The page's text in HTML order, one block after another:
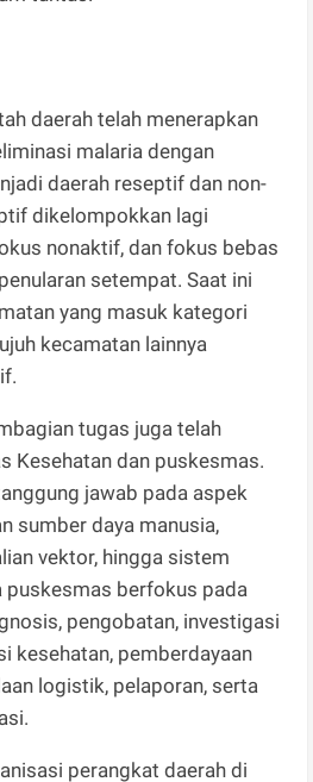
daerah telah menerapkan
malaria dengan
daerah reseptif dan non-
dikelompokkan lagi
nonaktif, dan fokus bebas
setempat. Saat ini
yang masuk kategori
kecamatan lainnya
tugas juga telah
Kesehatan dan puskesmas.
jawab pada aspek
sumber daya manusia,
vektor, hingga sistem
puskesmas berfokus pada
pengobatan, investigasi
kesehatan, pemberdayaan
logistik, pelaporan, serta
perangkat daerah di